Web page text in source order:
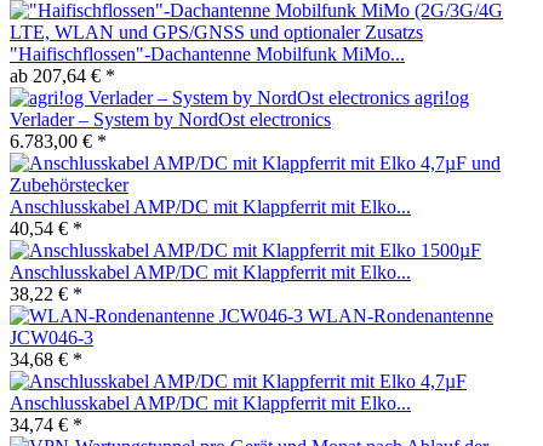
"Haifischflossen"-Dachantenne Mobilfunk MiMo...
ab 207,64 € *
agri!og
Verlader – System by NordOst electronics
6.783,00 € *
Anschlusskabel AMP/DC mit Klappferrit mit Elko...
40,54 € *
Anschlusskabel AMP/DC mit Klappferrit mit Elko...
38,22 € *
WLAN-Rondenantenne
JCW046-3
34,68 € *
Anschlusskabel AMP/DC mit Klappferrit mit Elko...
34,74 € *